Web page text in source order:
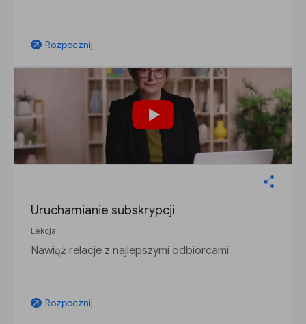
arrow_outward Rozpocznij
Uruchamianie subskrypcji
Lekcja
Nawiąż relacje z najlepszymi odbiorcami
arrow_outward Rozpocznij